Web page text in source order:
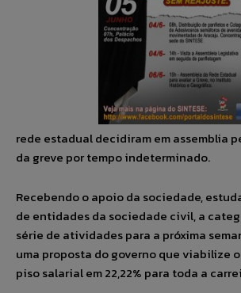
rede estadual decidiram em assemblia
da greve por tempo indeterminado.
Recebendo o apoio da sociedade,
de entidades da sociedade civil, a
série de atividades para a próxima
uma proposta do governo que viabilize
piso salarial em 22,22% para toda a